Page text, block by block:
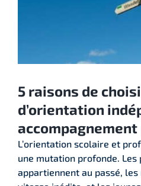
5 raisons de
d’orientation
L’orientation scolaire et
une mutation profonde.
appartiennent au passé,